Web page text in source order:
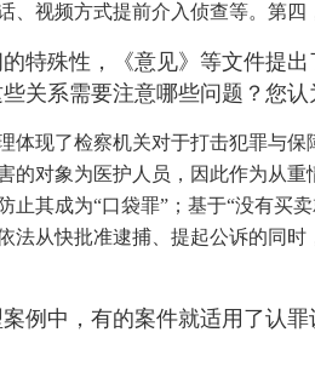
、视频方式提前介入侦查等。第四
特殊性，《意见》等文件提
关系需要注意哪些问题？您
体现了检察机关对于打击犯罪与
的对象为医护人员，因此作为从
止其成为“口袋罪”；基于“没有买
法从快批准逮捕、提起公诉的同
例中，有的案件就适用了认